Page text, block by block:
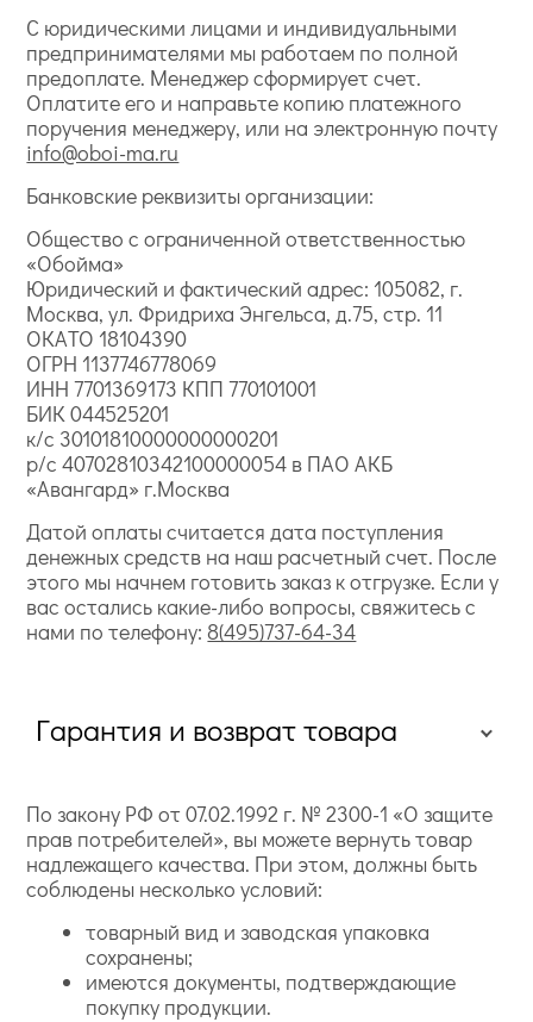
С юридическими лицами и индивидуальными
предпринимателями мы работаем по полной
предоплате. Менеджер сформирует счет.
Оплатите его и направьте копию платежного
поручения менеджеру, или на электронную почту
info@oboi-ma.ru
Банковские реквизиты организации:
Общество с ограниченной ответственностью
«Обойма»
Юридический и фактический адрес: 105082, г.
Москва, ул. Фридриха Энгельса, д.75, стр. 11
ОКАТО 18104390
ОГРН 1137746778069
ИНН 7701369173 КПП 770101001
БИК 044525201
к/с 30101810000000000201
р/с 40702810342100000054 в ПАО АКБ
«Авангард» г.Москва
Датой оплаты считается дата поступления
денежных средств на наш расчетный счет. После
этого мы начнем готовить заказ к отгрузке. Если у
вас остались какие-либо вопросы, свяжитесь с
нами по телефону: 8(495)737-64-34
Гарантия и возврат товара
По закону РФ от 07.02.1992 г. № 2300-1 «О защите
прав потребителей», вы можете вернуть товар
надлежащего качества. При этом, должны быть
соблюдены несколько условий:
товарный вид и заводская упаковка
сохранены;
имеются документы, подтверждающие
покупку продукции.